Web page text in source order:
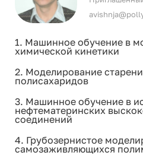
1. Машинное обучение в
химической кинетики
2. Моделирование
полисахаридов
3. Машинное обучение в
нефтематеринских
соединений
4. Грубозернистое
самозаживляющихся